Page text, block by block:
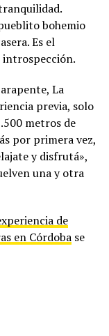
bohemio
Es el
La
previa, solo
metros de
por primera vez,
y disfrutá»,
una y otra
de
en Córdobase